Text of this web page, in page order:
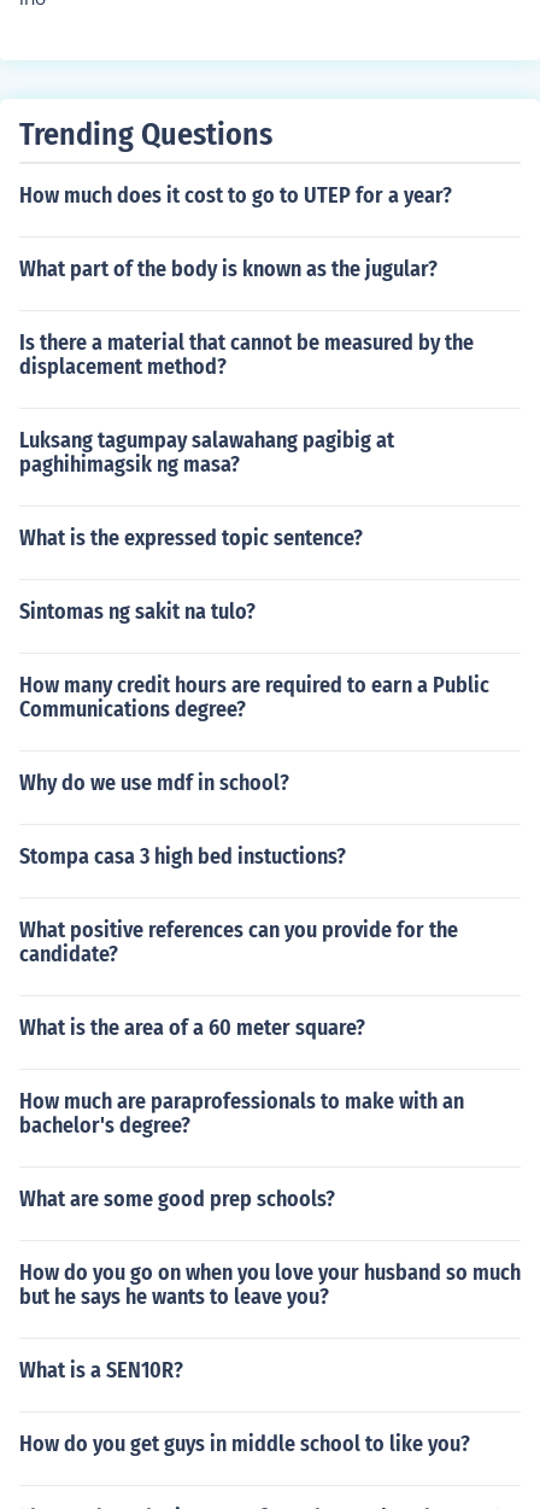
Trending Questions
How much does it cost to go to UTEP for a year?
What part of the body is known as the jugular?
Is there a material that cannot be measured by the
displacement method?
Luksang tagumpay salawahang pagibig at
paghihimagsik ng masa?
What is the expressed topic sentence?
Sintomas ng sakit na tulo?
How many credit hours are required to earn a Public
Communications degree?
Why do we use mdf in school?
Stompa casa 3 high bed instuctions?
What positive references can you provide for the
candidate?
What is the area of a 60 meter square?
How much are paraprofessionals to make with an
bachelor's degree?
What are some good prep schools?
How do you go on when you love your husband so much
but he says he wants to leave you?
What is a SEN10R?
How do you get guys in middle school to like you?